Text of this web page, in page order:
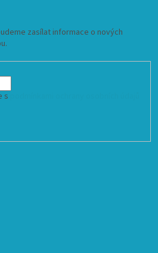
zasílat informace o nových
s